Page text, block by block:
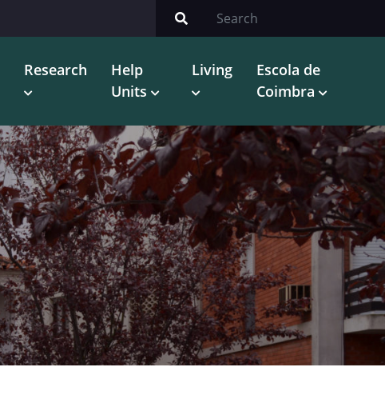
Research
Help
Units
Living
Escola de
Coimbra